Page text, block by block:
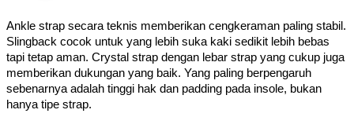
Ankle strap secara teknis memberikan cengkeraman paling stabil.
Slingback cocok untuk yang lebih suka kaki sedikit lebih bebas
tapi tetap aman. Crystal strap dengan lebar strap yang cukup juga
memberikan dukungan yang baik. Yang paling berpengaruh
sebenarnya adalah tinggi hak dan padding pada insole, bukan
hanya tipe strap.